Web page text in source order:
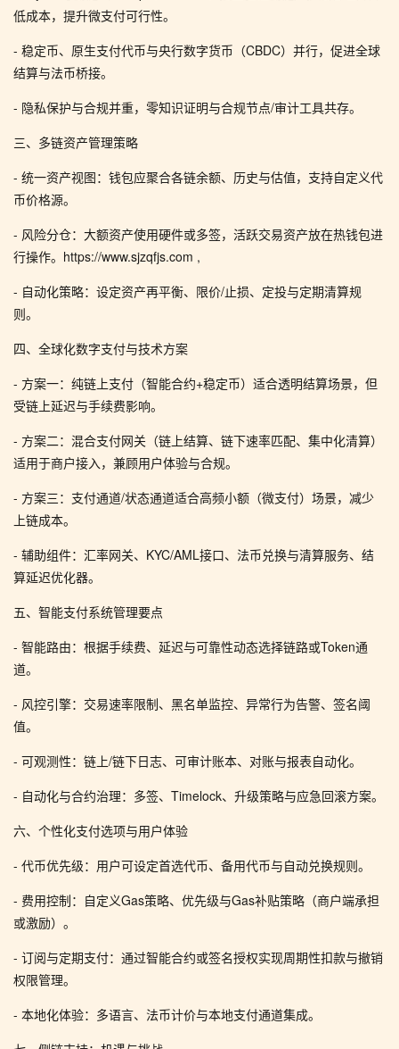
低成本，提升微支付可行性。
- 稳定币、原生支付代币与央行数字货币（CBDC）并行，促进全球
结算与法币桥接。
- 隐私保护与合规并重，零知识证明与合规节点/审计工具共存。
三、多链资产管理策略
- 统一资产视图：钱包应聚合各链余额、历史与估值，支持自定义代
币价格源。
- 风险分仓：大额资产使用硬件或多签，活跃交易资产放在热钱包进
行操作。https://www.sjzqfjs.com ,
- 自动化策略：设定资产再平衡、限价/止损、定投与定期清算规
则。
四、全球化数字支付与技术方案
- 方案一：纯链上支付（智能合约+稳定币）适合透明结算场景，但
受链上延迟与手续费影响。
- 方案二：混合支付网关（链上结算、链下速率匹配、集中化清算）
适用于商户接入，兼顾用户体验与合规。
- 方案三：支付通道/状态通道适合高频小额（微支付）场景，减少
上链成本。
- 辅助组件：汇率网关、KYC/AML接口、法币兑换与清算服务、结
算延迟优化器。
五、智能支付系统管理要点
- 智能路由：根据手续费、延迟与可靠性动态选择链路或Token通
道。
- 风控引擎：交易速率限制、黑名单监控、异常行为告警、签名阈
值。
- 可观测性：链上/链下日志、可审计账本、对账与报表自动化。
- 自动化与合约治理：多签、Timelock、升级策略与应急回滚方案。
六、个性化支付选项与用户体验
- 代币优先级：用户可设定首选代币、备用代币与自动兑换规则。
- 费用控制：自定义Gas策略、优先级与Gas补贴策略（商户端承担
或激励）。
- 订阅与定期支付：通过智能合约或签名授权实现周期性扣款与撤销
权限管理。
- 本地化体验：多语言、法币计价与本地支付通道集成。